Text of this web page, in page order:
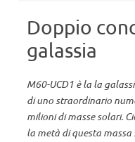
Doppio
galassia
M60-UCD1 è la la
di uno straordinario
milioni di masse solari.
la metà di questa